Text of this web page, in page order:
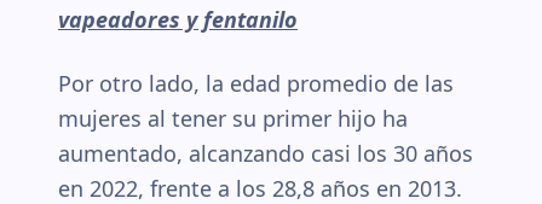
vapeadores y fentanilo
Por otro lado, la edad promedio de las
mujeres al tener su primer hijo ha
aumentado, alcanzando casi los 30 años
en 2022, frente a los 28,8 años en 2013.